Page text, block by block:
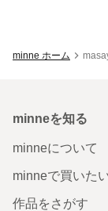
minne ホーム
minneを知る
minneについて
minneで買いた
作品をさがす